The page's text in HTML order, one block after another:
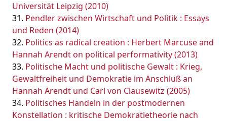
Universität Leipzig (2010)
Pendler zwischen Wirtschaft und Politik : Essays
und Reden (2014)
Politics as radical creation : Herbert Marcuse and
Hannah Arendt on political performativity (2013)
Politische Macht und politische Gewalt : Krieg,
Gewaltfreiheit und Demokratie im Anschluß an
Hannah Arendt und Carl von Clausewitz (2005)
Politisches Handeln in der postmodernen
Konstellation : kritische Demokratietheorie nach